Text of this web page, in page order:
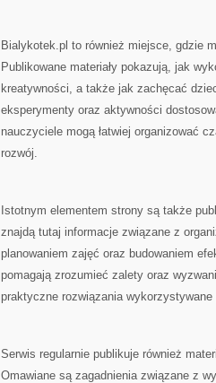
Bialykotek.pl to również miejsce, gdzie
Publikowane materiały pokazują, jak
kreatywności, a także jak zachęcać
eksperymenty oraz aktywności
nauczyciele mogą łatwiej organizować
rozwój.
Istotnym elementem strony są także
znajdą tutaj informacje związane z
planowaniem zajęć oraz budowaniem
pomagają zrozumieć zalety oraz
praktyczne rozwiązania
Serwis regularnie publikuje również
Omawiane są zagadnienia związane z